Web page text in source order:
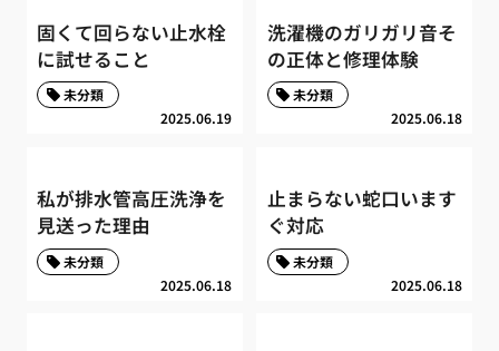
固くて回らない止水栓
に試せること
2025.06.19
未分類
洗濯機のガリガリ音そ
の正体と修理体験
2025.06.18
未分類
私が排水管高圧洗浄を
見送った理由
2025.06.18
未分類
止まらない蛇口います
ぐ対応
2025.06.18
未分類